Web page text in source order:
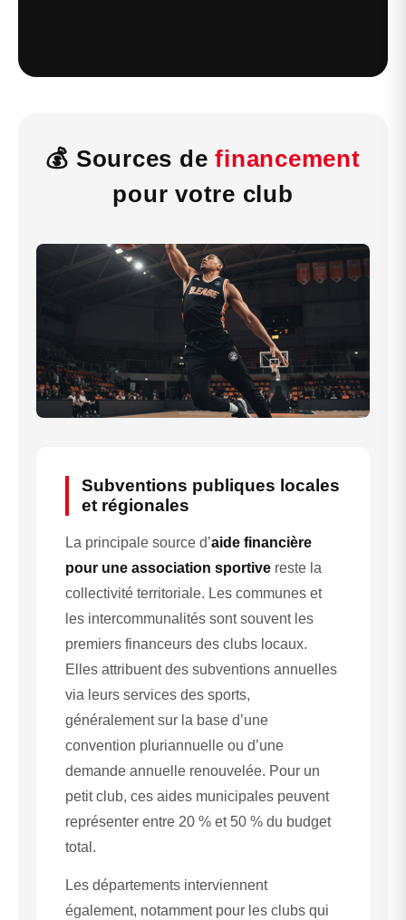
💰 Sources definancement
pour votre club
Subventions publiques locales
et régionales
La principale source d’aide financière
pour une association sportive reste la
collectivité territoriale. Les communes et
les intercommunalités sont souvent les
premiers financeurs des clubs locaux.
Elles attribuent des subventions annuelles
via leurs services des sports,
généralement sur la base d’une
convention pluriannuelle ou d’une
demande annuelle renouvelée. Pour un
petit club, ces aides municipales peuvent
représenter entre 20 % et 50 % du budget
total.
Les départements interviennent
également, notamment pour les clubs qui